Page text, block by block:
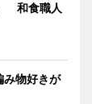
和食職人
物好きが